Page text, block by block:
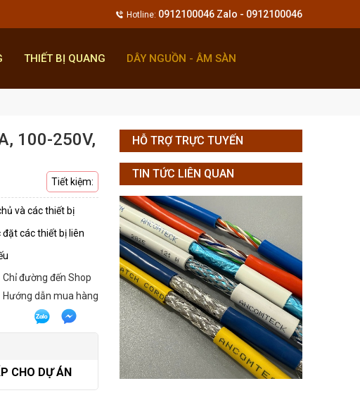
THIẾT BỊ QUANG DÂY NGUỒN - ÂM SÀN
100-250V,
Tiết kiệm:
và các thiết bị
các thiết bị liên
Chỉ đường đến Shop
Hướng dẫn mua hàng
CHO DỰ ÁN
HỖ TRỢ TRỰC TUYẾN
TIN TỨC LIÊN QUAN
Hotline: 0912100046 Zalo - 0912100046